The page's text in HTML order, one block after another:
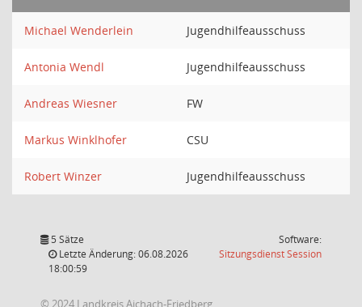
Michael Wenderlein Jugendhilfeausschuss
Antonia Wendl Jugendhilfeausschuss
Andreas Wiesner FW
Markus Winklhofer CSU
Robert Winzer Jugendhilfeausschuss
5 Sätze
Letzte Änderung: 06.08.2026
18:00:59
Software:
SitzungsdienstSession(Wird in
© 2024 Landkreis Aichach-Friedberg